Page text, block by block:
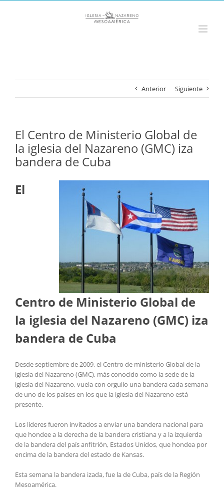
Anterior Siguiente
El Centro de Ministerio Global de
la iglesia del Nazareno (GMC) iza
bandera de Cuba
El
Centro de Ministerio Global de
la iglesia del Nazareno (GMC) iza
bandera de Cuba
Desde septiembre de 2009, el Centro de ministerio Global de la
iglesia del Nazareno (GMC), más conocido como la sede de la
iglesia del Nazareno, vuela con orgullo una bandera cada semana
de uno de los países en los que la iglesia del Nazareno está
presente.
Los líderes fueron invitados a enviar una bandera nacional para
que hondee a la derecha de la bandera cristiana y a la izquierda
de la bandera del país anfitrión, Estados Unidos, que hondea por
encima de la bandera del estado de Kansas.
Esta semana la bandera izada, fue la de Cuba, país de la Región
Mesoamérica.